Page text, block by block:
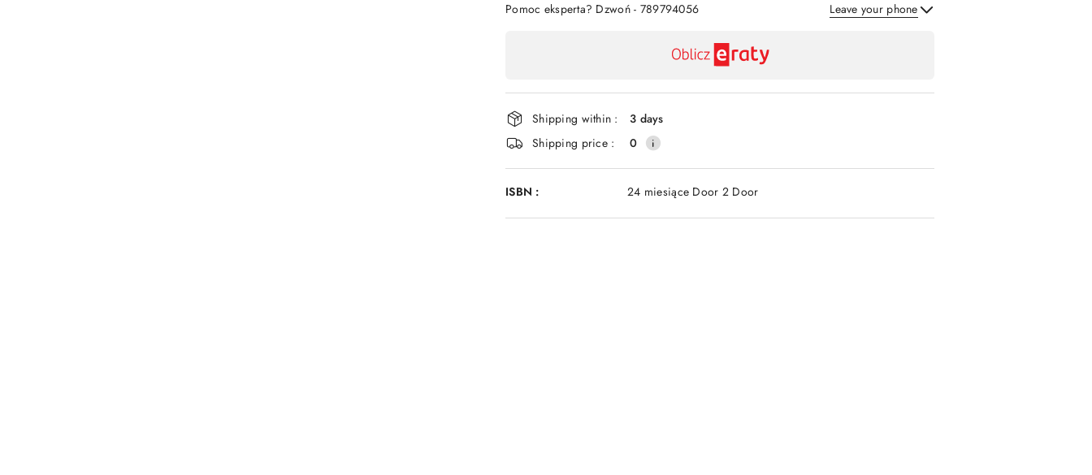
Pomoc eksperta? Dzwoń - 789794056 Leave your phone
and
delivery
Shipping within :
3 days
Shipping price :
0
ISBN : 24 miesiące Door 2 Door